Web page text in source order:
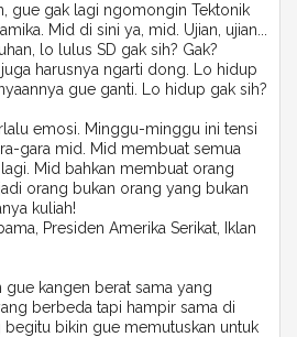
gue gak lagi ngomongin Tektonik
Mid di sini ya, mid. Ujian, ujian...
lo lulus SD gak sih? Gak?
harusnya ngarti dong. Lo hidup
gue ganti. Lo hidup gak sih?
emosi. Minggu-minggu ini tensi
gara mid. Mid membuat semua
Mid bahkan membuat orang
orang bukan orang yang bukan
kuliah!
Presiden Amerika Serikat, Iklan
gue kangen berat sama yang
berbeda tapi hampir sama di
bikin gue memutuskan untuk